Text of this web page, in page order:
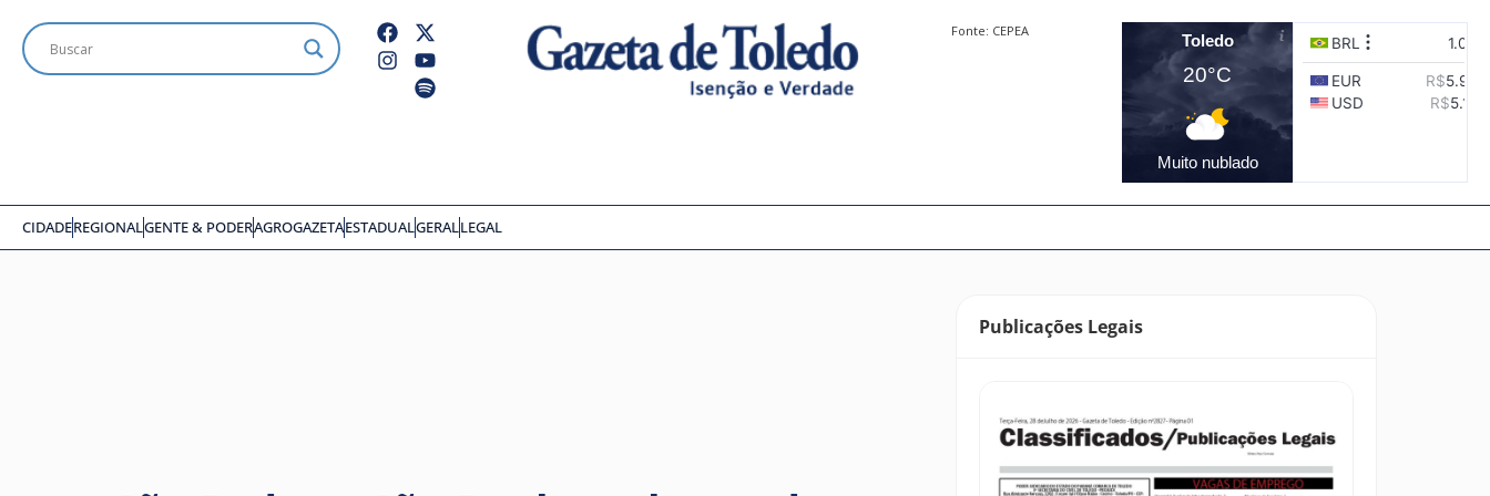
Fonte: CEPEA
Toledo
20°C
Muito nublado
CIDADEREGIONALGENTE & PODERAGROGAZETAESTADUALGERALLEGAL
Publicações Legais